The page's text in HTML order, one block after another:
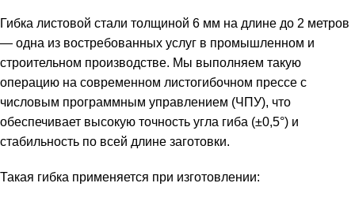
Гибка листовой стали толщиной 6 мм на длине до 2 метров
— одна из востребованных услуг в промышленном и
строительном производстве. Мы выполняем такую
операцию на современном листогибочном прессе с
числовым программным управлением (ЧПУ), что
обеспечивает высокую точность угла гиба (±0,5°) и
стабильность по всей длине заготовки.
Такая гибка применяется при изготовлении: